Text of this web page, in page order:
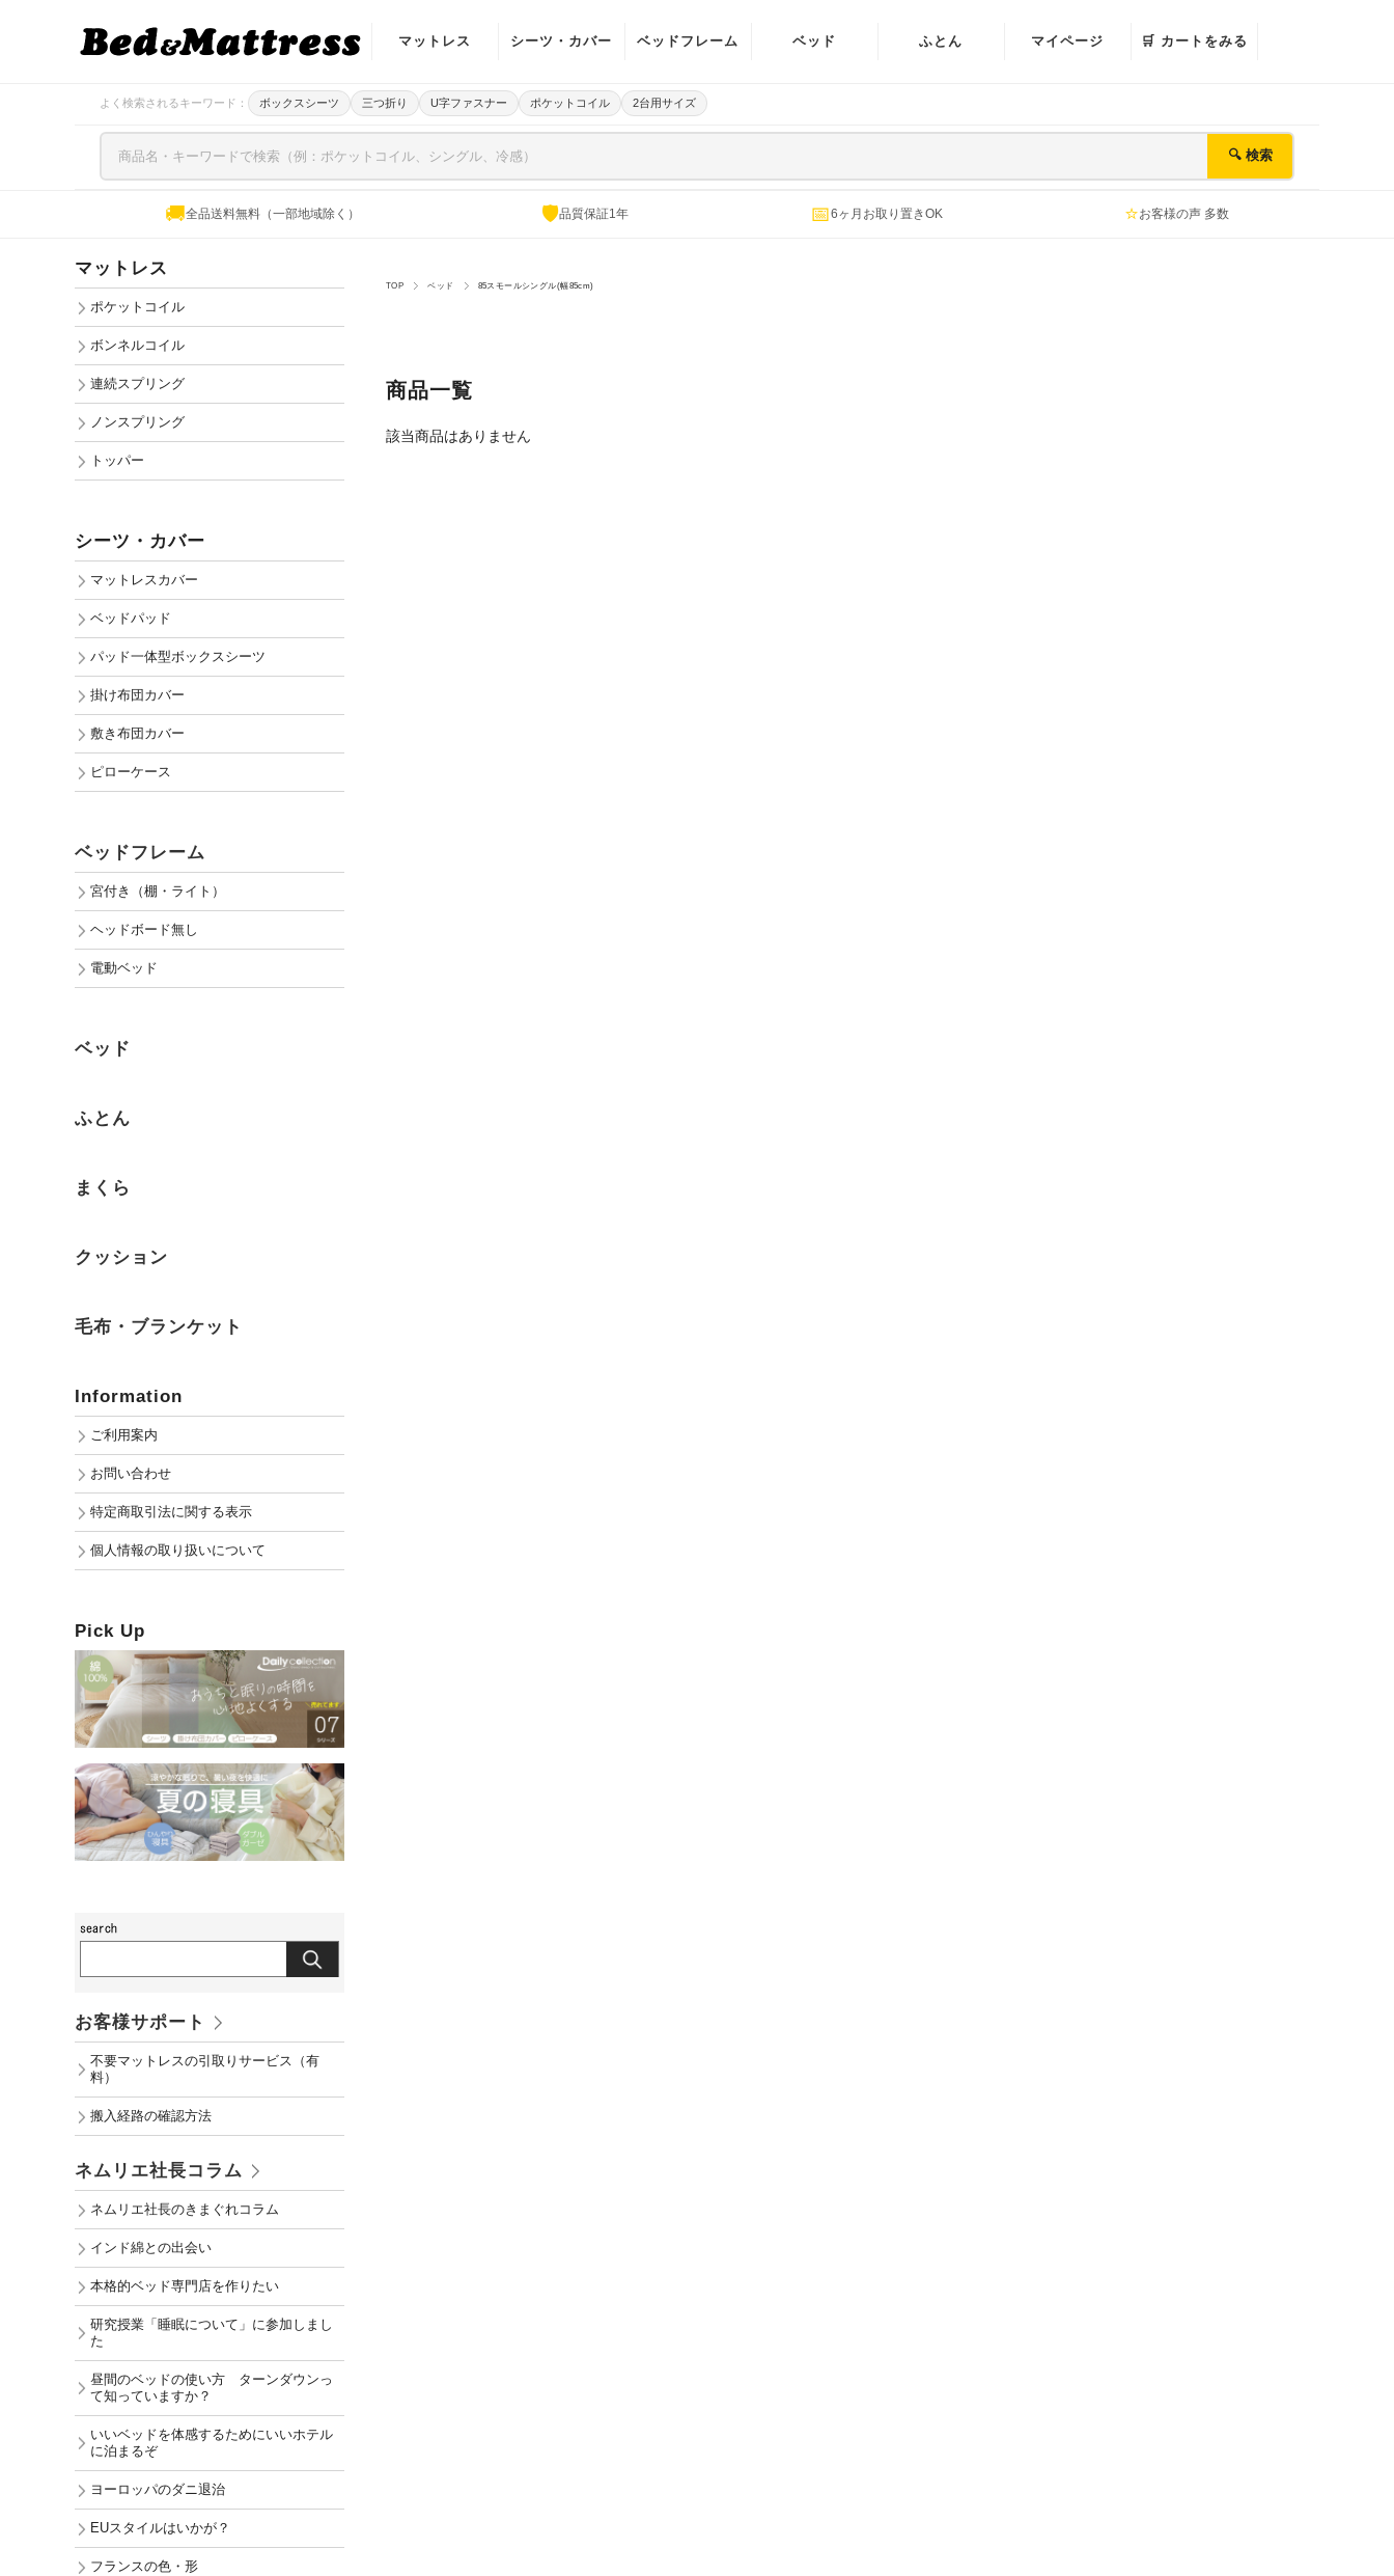
マットレス
ポケットコイル
シーツ・カバー
マットレスカバ
ー
ベッドパッド
パッド一体型ボ
掛け布団カバー
ベッドフレーム
宮付き(棚・ラ
イト)
ベッド ふとん マイページ 🛒 カートをみる
よく検索されるキーワード： ボックスシーツ 三つ折り U字ファスナー ポケットコイル 2台用サイズ
🔍 検索
🚚全品送料無料（一部地域除く） 🛡品質保証1年 📅6ヶ月お取り置きOK ⭐お客様の声 多数
TOP ベッド 85スモールシングル(幅85cm)
商品一覧
該当商品はありません
マットレス
ポケットコイル
ボンネルコイル
連続スプリング
ノンスプリング
トッパー
シーツ・カバー
マットレスカバー
ベッドパッド
パッド一体型ボックスシーツ
掛け布団カバー
敷き布団カバー
ピローケース
ベッドフレーム
宮付き（棚・ライト）
ヘッドボード無し
電動ベッド
ベッド
ふとん
まくら
クッション
毛布・ブランケット
Information
ご利用案内
お問い合わせ
特定商取引法に関する表示
個人情報の取り扱いについて
Pick Up
お客様サポート
不要マットレスの引取りサービス（有
料）
搬入経路の確認方法
ネムリエ社長コラム
ネムリエ社長のきまぐれコラム
インド綿との出会い
本格的ベッド専門店を作りたい
研究授業「睡眠について」に参加しまし
た
昼間のベッドの使い方 ターンダウンっ
て知っていますか？
いいベッドを体感するためにいいホテル
に泊まるぞ
ヨーロッパのダニ退治
EUスタイルはいかが？
フランスの色・形